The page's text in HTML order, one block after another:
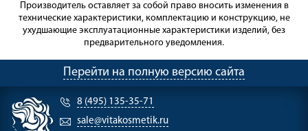
Производитель оставляет за собой право вносить изменения в
технические характеристики, комплектацию и конструкцию, не
ухудшающие эксплуатационные характеристики изделий, без
предварительного уведомления.
Перейти на полную версию сайта
8 (495) 135-35-71
sale@vitakosmetik.ru